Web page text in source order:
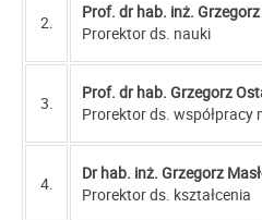
2.
Prof. dr hab. inż.
Prorektor ds. nauki
3.
Prof. dr hab. Grzegorz
Prorektor ds. współpracy
4.
Dr hab. inż. Grzegorz
Prorektor ds. kształcenia